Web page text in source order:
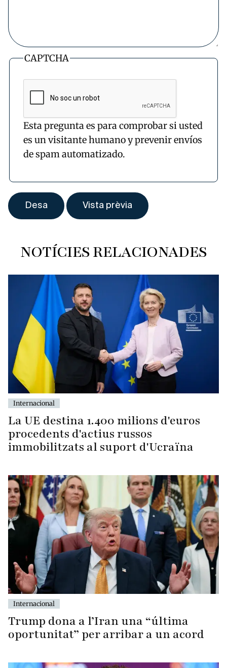
CAPTCHA
Esta pregunta es para comprobar si usted
es un visitante humano y prevenir envíos
de spam automatizado.
NOTÍCIES RELACIONADES
Internacional
La UE destina 1.400 milions d'euros
procedents d'actius russos
immobilitzats al suport d'Ucraïna
Internacional
Trump dona a l’Iran una “última
oportunitat” per arribar a un acord